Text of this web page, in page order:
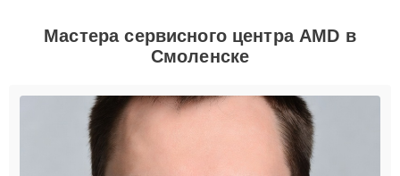
Мастера сервисного центра AMD в
Смоленске